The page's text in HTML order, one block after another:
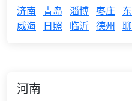
济南 青岛 淄博 枣庄
威海
日照 临沂 德州
河南